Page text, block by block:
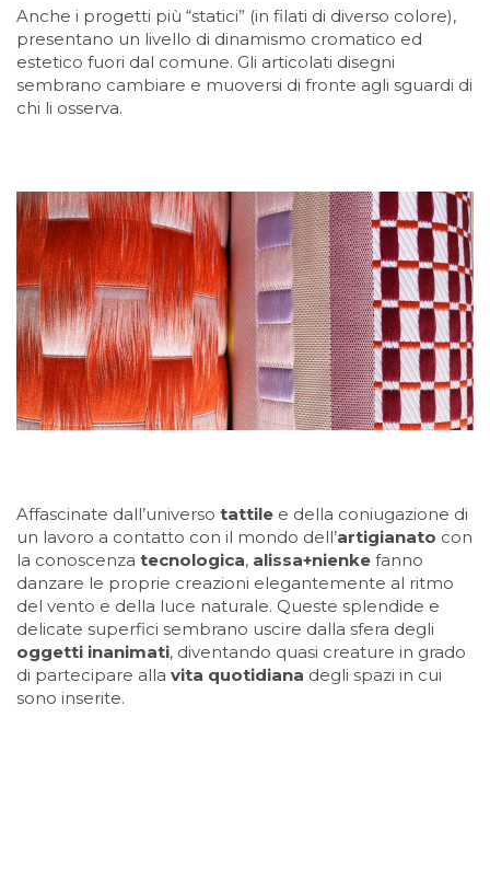
Anche i progetti più “statici” (in filati di diverso colore),
presentano un livello di dinamismo cromatico ed
estetico fuori dal comune. Gli articolati disegni
sembrano cambiare e muoversi di fronte agli sguardi di
chi li osserva.
Affascinate dall’universo tattile e della coniugazione di
un lavoro a contatto con il mondo dell’artigianato con
la conoscenza tecnologica, alissa+nienke fanno
danzare le proprie creazioni elegantemente al ritmo
del vento e della luce naturale. Queste splendide e
delicate superfici sembrano uscire dalla sfera degli
oggetti inanimati, diventando quasi creature in grado
di partecipare alla vita quotidiana degli spazi in cui
sono inserite.